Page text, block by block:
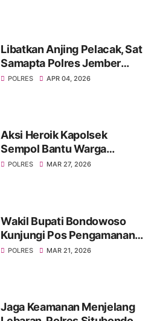
Libatkan Anjing Pelacak, Sat
Samapta Polres Jember
Sterilisasi Gereja Jelang
POLRES APR 04, 2026
Aksi Heroik Kapolsek
Sempol Bantu Warga
Kecelakaan Saat Akan
POLRES MAR 27, 2026
Wakil Bupati Bondowoso
Kunjungi Pos Pengamanan
Lebaran 2026
POLRES MAR 21, 2026
Jaga Keamanan Menjelang